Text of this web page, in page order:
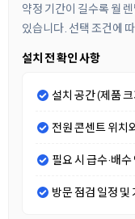
약정 기간이 길수록 월
있습니다. 선택 조건에
설치 전 확인 사항
설치 공간 (제품
전원 콘센트 위치
필요 시 급수·배수
방문 점검 일정 및